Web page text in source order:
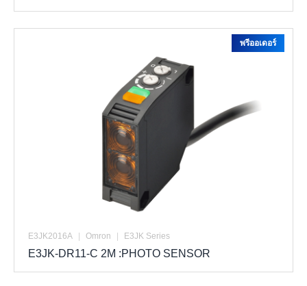
E3JK2016A Omron E3JK Series
E3JK-DR11-C 2M :PHOTO SENSOR
พรีออเดอร์